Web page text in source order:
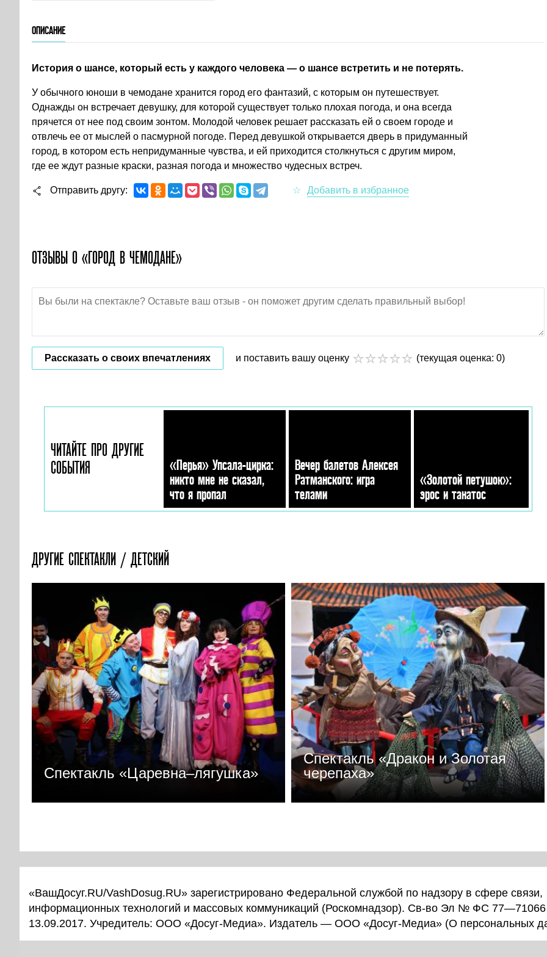
ОПИСАНИЕ
История о шансе, который есть у каждого человека — о шансе встретить и не потерять.
У обычного юноши в чемодане хранится город его фантазий, с которым он путешествует.
Однажды он встречает девушку, для которой существует только плохая погода, и она всегда
прячется от нее под своим зонтом. Молодой человек решает рассказать ей о своем городе и
отвлечь ее от мыслей о пасмурной погоде. Перед девушкой открывается дверь в придуманный
город, в котором есть непридуманные чувства, и ей приходится столкнуться с другим миром,
где ее ждут разные краски, разная погода и множество чудесных встреч.
Отправить другу
ОТЗЫВЫ О «ГОРОД В ЧЕМОДАНЕ»
Рассказать о своих впечатлениях и поставить вашу оценку (текущая оценка: 0)
ЧИТАЙТЕ ПРО ДРУГИЕ
СОБЫТИЯ
«Перья» Упсала-цирка:
никто мне не сказал,
что я пропал
Вечер балетов Алексея
Ратманского: игра
телами
«Золотой петушок»:
эрос и танатос
ДРУГИЕ СПЕКТАКЛИ / ДЕТСКИЙ
Спектакль «Царевна–лягушка»
Спектакль «Дракон и Золотая
черепаха»
«ВашДосуг.RU/VashDosug.RU» зарегистрировано Федеральной службой по надзору в сфере связи,
информационных технологий и массовых коммуникаций (Роскомнадзор). Св-во Эл № ФС 77—71066
13.09.2017. Учредитель: ООО «Досуг-Медиа». Издатель — ООО «Досуг-Медиа» (О персональных